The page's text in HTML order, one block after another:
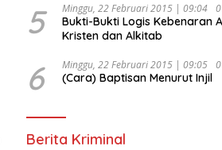
5 Minggu, 22 Februari 2015 | 09:04
Bukti-Bukti Logis Kebenaran
Kristen dan Alkitab
6 Minggu, 22 Februari 2015 | 09:05
(Cara) Baptisan Menurut Injil
Berita Kriminal